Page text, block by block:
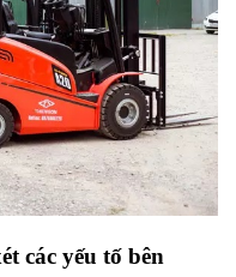
các yếu tố bên